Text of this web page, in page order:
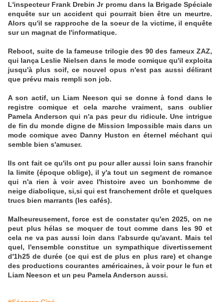
L'inspecteur Frank Drebin Jr promu dans la Brigade Spéciale
enquête sur un accident qui pourrait bien être un meurtre.
Alors qu'il se rapproche de la soeur de la victime, il enquête
sur un magnat de l'informatique.
Reboot, suite de la fameuse trilogie des 90 des fameux ZAZ,
qui lança Leslie Nielsen dans le mode comique qu'il exploita
jusqu'à plus soif, ce nouvel opus n'est pas aussi délirant
que prévu mais rempli son job.
A son actif, un Liam Neeson qui se donne à fond dans le
registre comique et cela marche vraiment, sans oublier
Pamela Anderson qui n'a pas peur du ridicule. Une intrigue
de fin du monde digne de Mission Impossible mais dans un
mode comique avec Danny Huston en éternel méchant qui
semble bien s'amuser.
Ils ont fait ce qu'ils ont pu pour aller aussi loin sans franchir
la limite (époque oblige), il y'a tout un segment de romance
qui n'a rien à voir avec l'histoire avec un bonhomme de
neige diabolique, si,si qui est franchement drôle et quelques
trucs bien marrants (les cafés).
Malheureusement, force est de constater qu'en 2025, on ne
peut plus hélas se moquer de tout comme dans les 90 et
cela ne va pas aussi loin dans l'absurde qu'avant. Mais tel
quel, l'ensemble constitue un sympathique divertissement
d'1h25 de durée (ce qui est de plus en plus rare) et change
des productions courantes américaines, à voir pour le fun et
Liam Neeson et un peu Pamela Anderson aussi.